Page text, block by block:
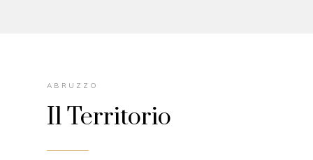
ABRUZZO
Il Territorio